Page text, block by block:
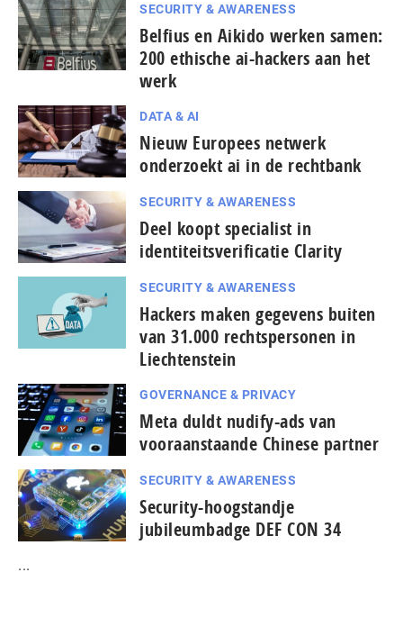
SECURITY & AWARENESS
Belfius en Aikido werken samen:
200 ethische ai-hackers aan het
werk
DATA & AI
Nieuw Europees netwerk
onderzoekt ai in de rechtbank
SECURITY & AWARENESS
Deel koopt specialist in
identiteitsverificatie Clarity
SECURITY & AWARENESS
Hackers maken gegevens buiten
van 31.000 rechtspersonen in
Liechtenstein
GOVERNANCE & PRIVACY
Meta duldt nudify-ads van
vooraanstaande Chinese partner
SECURITY & AWARENESS
Security-hoogstandje
jubileumbadge DEF CON 34
...